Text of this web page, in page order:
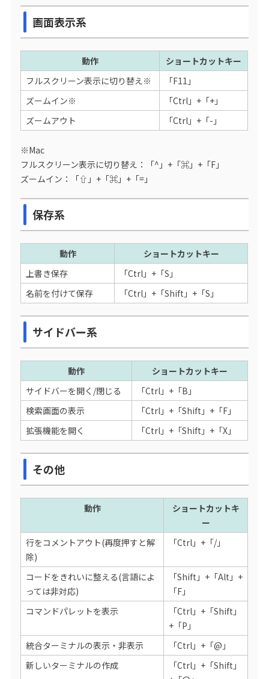
画面表示系
動作
ショートカットキー
フルスクリーン表示に切り替え※
「F11」
ズームイン※
「Ctrl」+「+」
ズームアウト
「Ctrl」+「-」
※Mac
フルスクリーン表示に切り替え：「^」+「⌘」+「F」
ズームイン：「⇧」+「⌘」+「=」
保存系
動作
ショートカットキー
上書き保存
「Ctrl」+「S」
名前を付けて保存
「Ctrl」+「Shift」+「S」
サイドバー系
動作
ショートカットキー
サイドバーを開く/閉じる
「Ctrl」+「B」
検索画面の表示
「Ctrl」+「Shift」+「F」
拡張機能を開く
「Ctrl」+「Shift」+「X」
その他
動作
ショートカットキ
ー
行をコメントアウト(再度押すと解
除)
「Ctrl」+「/」
コードをきれいに整える(言語によ
っては非対応)
「Shift」+「Alt」+
「F」
コマンドパレットを表示
「Ctrl」+「Shift」
+「P」
統合ターミナルの表示・非表示
「Ctrl」+「@」
新しいターミナルの作成
「Ctrl」+「Shift」